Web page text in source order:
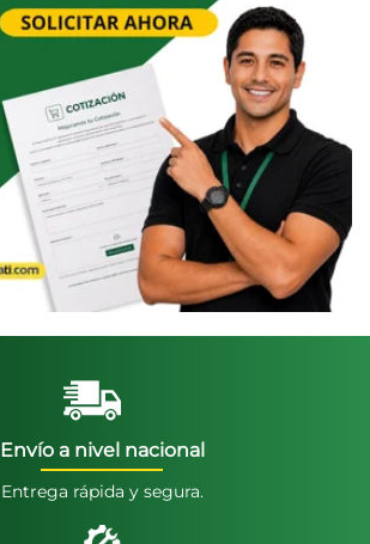
Envío a nivel nacional
Entrega rápida y segura.